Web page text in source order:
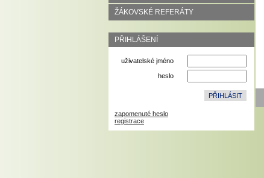
ŽÁKOVSKÉ REFERÁTY
PŘIHLÁŠENÍ
uživatelské jméno
heslo
zapomenuté heslo
registrace